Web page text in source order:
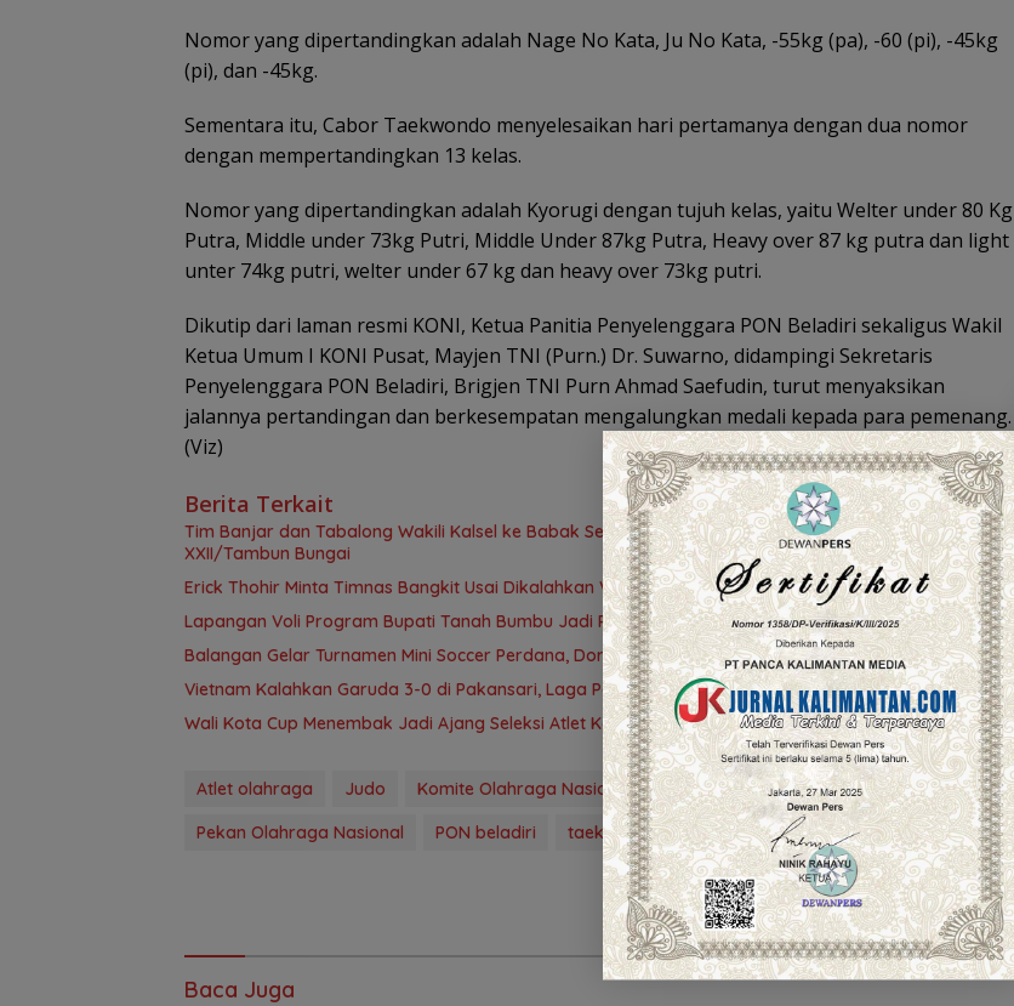
Nomor yang dipertandingkan adalah Nage No Kata, Ju No Kata, -55kg (pa), -60 (pi), -45kg
(pi), dan -45kg.
Sementara itu, Cabor Taekwondo menyelesaikan hari pertamanya dengan dua nomor
dengan mempertandingkan 13 kelas.
Nomor yang dipertandingkan adalah Kyorugi dengan tujuh kelas, yaitu Welter under 80 Kg
Putra, Middle under 73kg Putri, Middle Under 87kg Putra, Heavy over 87 kg putra dan light
unter 74kg putri, welter under 67 kg dan heavy over 73kg putri.
Dikutip dari laman resmi KONI, Ketua Panitia Penyelenggara PON Beladiri sekaligus Wakil
Ketua Umum I KONI Pusat, Mayjen TNI (Purn.) Dr. Suwarno, didampingi Sekretaris
Penyelenggara PON Beladiri, Brigjen TNI Purn Ahmad Saefudin, turut menyaksikan
jalannya pertandingan dan berkesempatan mengalungkan medali kepada para pemenang.
(Viz)
Berita Terkait
Tim Banjar dan Tabalong Wakili Kalsel ke Babak Semifinal Gubernur Cup Road to Pangdam
XXII/Tambun Bungai
Erick Thohir Minta Timnas Bangkit Usai Dikalahkan Vietnam
Lapangan Voli Program Bupati Tanah Bumbu Jadi Ruang Berkumpul Warga Desa Madu Retno
Balangan Gelar Turnamen Mini Soccer Perdana, Dorong Lahirnya Atlet Berprestasi
Vietnam Kalahkan Garuda 3-0 di Pakansari, Laga Penentuan Menanti di Singapura
Wali Kota Cup Menembak Jadi Ajang Seleksi Atlet Kalsel Menuju Pra-PON
Atlet olahraga Judo Komite Olahraga Nasional Indonesia
KONI
Pekan Olahraga Nasional
PON beladiri taekwondo
Baca Juga